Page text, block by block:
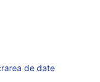
de date